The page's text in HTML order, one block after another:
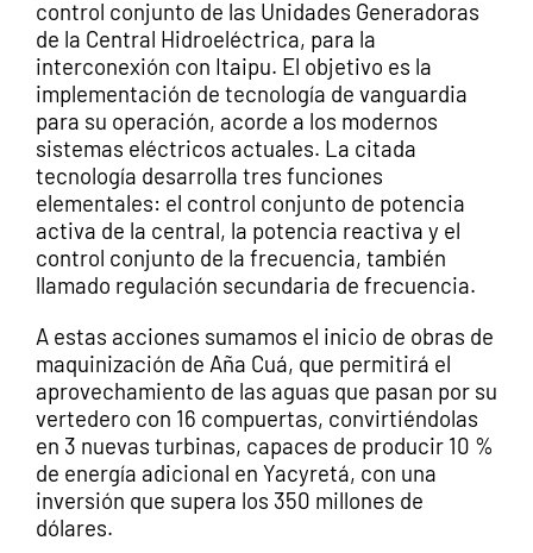
control conjunto de las Unidades Generadoras
de la Central Hidroeléctrica, para la
interconexión con Itaipu. El objetivo es la
implementación de tecnología de vanguardia
para su operación, acorde a los modernos
sistemas eléctricos actuales. La citada
tecnología desarrolla tres funciones
elementales: el control conjunto de potencia
activa de la central, la potencia reactiva y el
control conjunto de la frecuencia, también
llamado regulación secundaria de frecuencia.
A estas acciones sumamos el inicio de obras de
maquinización de Aña Cuá, que permitirá el
aprovechamiento de las aguas que pasan por su
vertedero con 16 compuertas, convirtiéndolas
en 3 nuevas turbinas, capaces de producir 10 %
de energía adicional en Yacyretá, con una
inversión que supera los 350 millones de
dólares.